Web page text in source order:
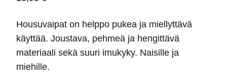
Housuvaipat on helppo pukea ja miellyttävä
käyttää. Joustava, pehmeä ja hengittävä
materiaali sekä suuri imukyky. Naisille ja
miehille.